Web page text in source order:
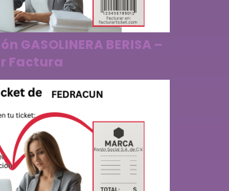
GASOLINERA BERISA –
Factura